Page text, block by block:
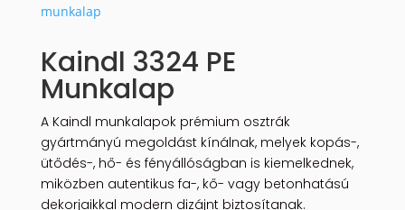
munkalap
Kaindl 3324 PE
Munkalap
A Kaindl munkalapok prémium osztrák
gyártmányú megoldást kínálnak, melyek kopás-,
ütődés-, hő- és fényállóságban is kiemelkednek,
miközben autentikus fa-, kő- vagy betonhatású
dekorjaikkal modern dizájnt biztosítanak.